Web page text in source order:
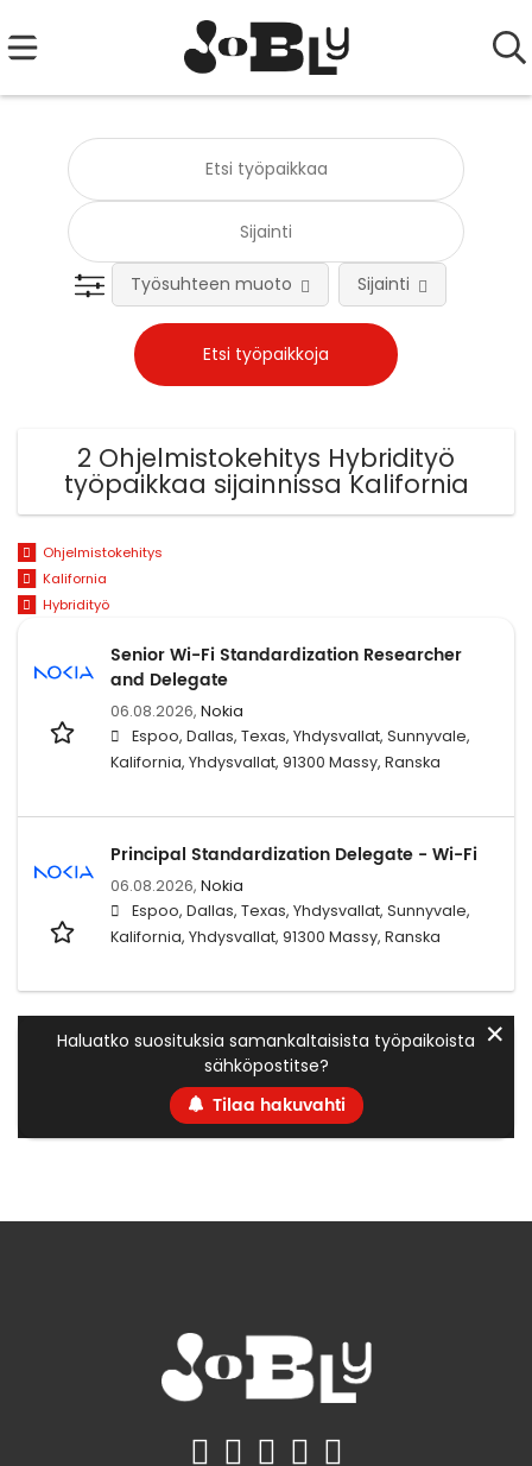
Työsuhteen muoto Sijainti
2 Ohjelmistokehitys Hybridityö
työpaikkaa sijainnissa Kalifornia
Ohjelmistokehitys
Kalifornia
Hybridityö
Senior Wi-Fi Standardization Researcher
and Delegate
06.08.2026, Nokia
Espoo, Dallas, Texas, Yhdysvallat, Sunnyvale,
Kalifornia, Yhdysvallat, 91300 Massy, Ranska
Principal Standardization Delegate - Wi-Fi
06.08.2026, Nokia
Espoo, Dallas, Texas, Yhdysvallat, Sunnyvale,
Kalifornia, Yhdysvallat, 91300 Massy, Ranska
Haluatko suosituksia samankaltaisista työpaikoista
sähköpostitse?
Tilaa hakuvahti
✕